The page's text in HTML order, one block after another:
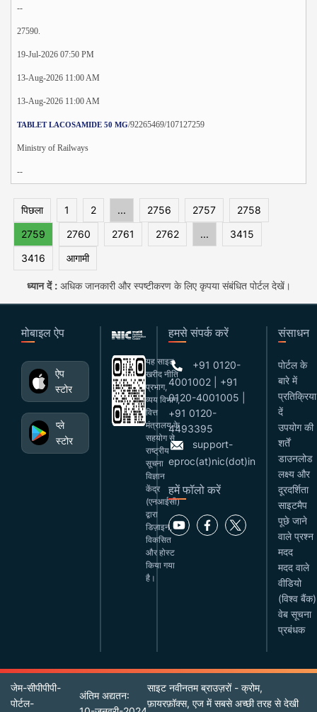
--
27590.
19-Jul-2026 07:50 PM
13-Aug-2026 11:00 AM
13-Aug-2026 11:00 AM
TABLET LACOSAMIDE 50 MG/92265469/107127259
Ministry of Railways
--
पिछला 1 2 ... 2756 2757
2758
2759
2760 2761 2762 ...
3415
3416
आगामी
ध्यान दें :अधिक जानकारी और स्पष्टीकरण के लिए कृपया संबंधित पोर्टल देखें।
मोबाइल ऐप
ऐप
स्टोर
प्ले
स्टोर
यह साइट
खरीद नीति
प्रभाग,
व्यय विभाग,
वित्त
मंत्रालय के
सहयोग से
राष्ट्रीय
सूचना
विज्ञान
केंद्र
(एनआईसी)
द्वारा
डिज़ाइन,
विकसित
और होस्ट
किया गया
है।
हमसे संपर्क करें
+91 0120-
4001002 | +91
0120-4001005 |
+91 0120-
4493395
support-
eproc(at)nic(dot)in
हमें फॉलो करें
संसाधन
पोर्टल के
बारे में
प्रतिक्रिया
दें
उपयोग की
शर्तें
डाउनलोड
लक्ष्य और
दूरदर्शिता
साइटमैप
पूछे जाने
वाले प्रश्न
मदद
मदद वाले
वीडियो
(विश्व बैंक)
वेब सूचना
प्रबंधक
जेम-सीपीपीपी-
पोर्टल-
अंतिम अद्यतन:
साइट नवीनतम ब्राउज़रों - क्रोम,
फ़ायरफ़ॉक्स, एज में सबसे अच्छी तरह से देखी